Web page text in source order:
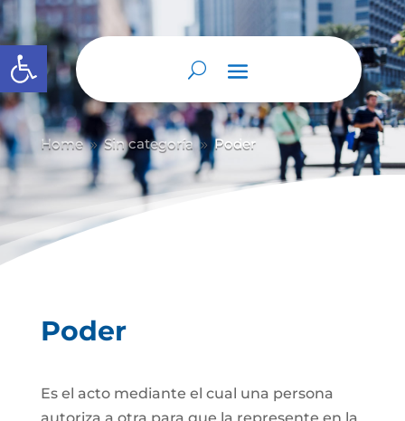
Abrir barra de herramientas
Home 9 Sin categoría 9 Poder
Poder
Es el acto mediante el cual una persona